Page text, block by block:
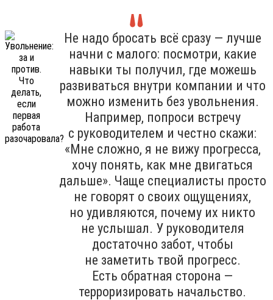
Не надо бросать всё сразу — лучше
начни с малого: посмотри, какие
навыки ты получил, где можешь
развиваться внутри компании и что
можно изменить без увольнения.
Например, попроси встречу
с руководителем и честно скажи:
«Мне сложно, я не вижу прогресса,
хочу понять, как мне двигаться
дальше». Чаще специалисты просто
не говорят о своих ощущениях,
но удивляются, почему их никто
не услышал. У руководителя
достаточно забот, чтобы
не заметить твой прогресс.
Есть обратная сторона —
терроризировать начальство.